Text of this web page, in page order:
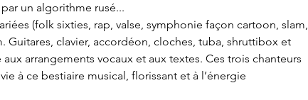
un algorithme rusé...
(folk sixties, rap, valse, symphonie façon cartoon, slam,
Guitares, clavier, accordéon, cloches, tuba, shruttibox et
arrangements vocaux et aux textes. Ces trois chanteurs
à ce bestiaire musical, florissant et à l’énergie